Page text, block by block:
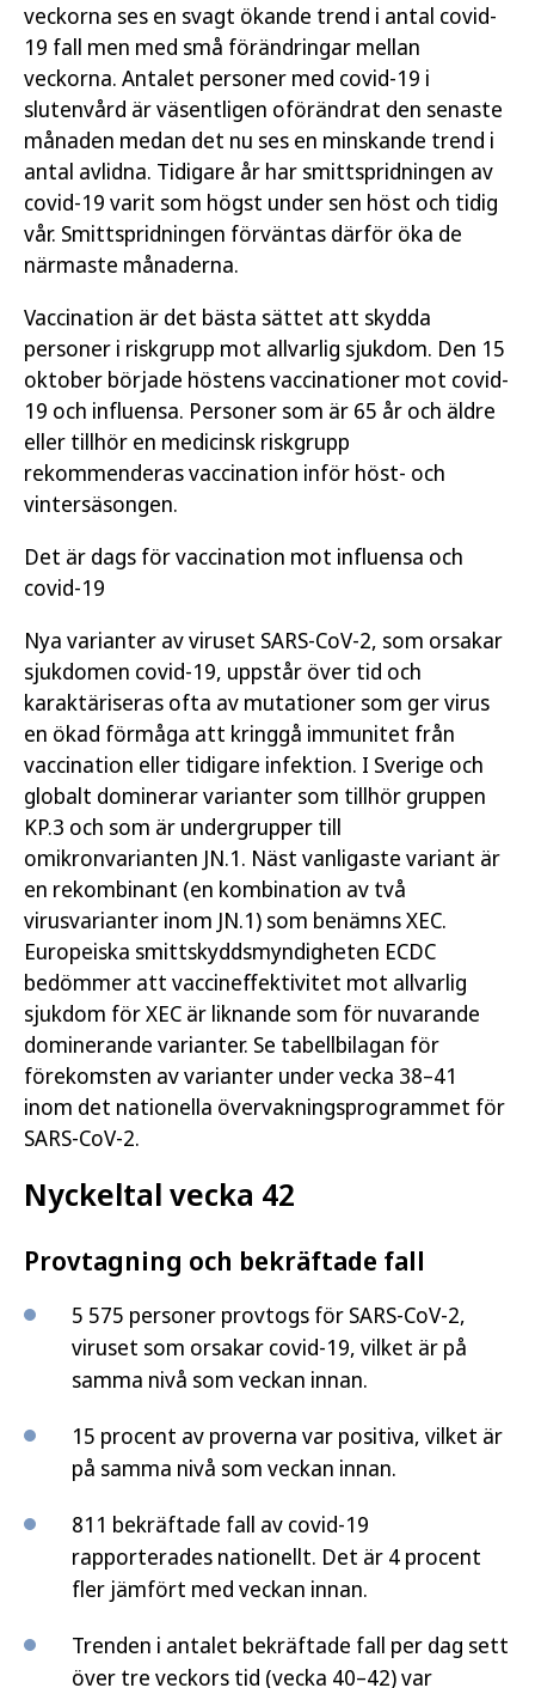
veckorna ses en svagt ökande trend i antal covid-
19 fall men med små förändringar mellan
veckorna. Antalet personer med covid-19 i
slutenvård är väsentligen oförändrat den senaste
månaden medan det nu ses en minskande trend i
antal avlidna. Tidigare år har smittspridningen av
covid-19 varit som högst under sen höst och tidig
vår. Smittspridningen förväntas därför öka de
närmaste månaderna.
Vaccination är det bästa sättet att skydda
personer i riskgrupp mot allvarlig sjukdom. Den 15
oktober började höstens vaccinationer mot covid-
19 och influensa. Personer som är 65 år och äldre
eller tillhör en medicinsk riskgrupp
rekommenderas vaccination inför höst- och
vintersäsongen.
Det är dags för vaccination mot influensa och
covid-19
Nya varianter av viruset SARS-CoV-2, som orsakar
sjukdomen covid-19, uppstår över tid och
karaktäriseras ofta av mutationer som ger virus
en ökad förmåga att kringgå immunitet från
vaccination eller tidigare infektion. I Sverige och
globalt dominerar varianter som tillhör gruppen
KP.3 och som är undergrupper till
omikronvarianten JN.1. Näst vanligaste variant är
en rekombinant (en kombination av två
virusvarianter inom JN.1) som benämns XEC.
Europeiska smittskyddsmyndigheten ECDC
bedömmer att vaccineffektivitet mot allvarlig
sjukdom för XEC är liknande som för nuvarande
dominerande varianter. Se tabellbilagan för
förekomsten av varianter under vecka 38–41
inom det nationella övervakningsprogrammet för
SARS-CoV-2.
Nyckeltal vecka 42
Provtagning och bekräftade fall
5 575 personer provtogs för SARS-CoV-2,
viruset som orsakar covid-19, vilket är på
samma nivå som veckan innan.
15 procent av proverna var positiva, vilket är
på samma nivå som veckan innan.
811 bekräftade fall av covid-19
rapporterades nationellt. Det är 4 procent
fler jämfört med veckan innan.
Trenden i antalet bekräftade fall per dag sett
över tre veckors tid (vecka 40–42) var